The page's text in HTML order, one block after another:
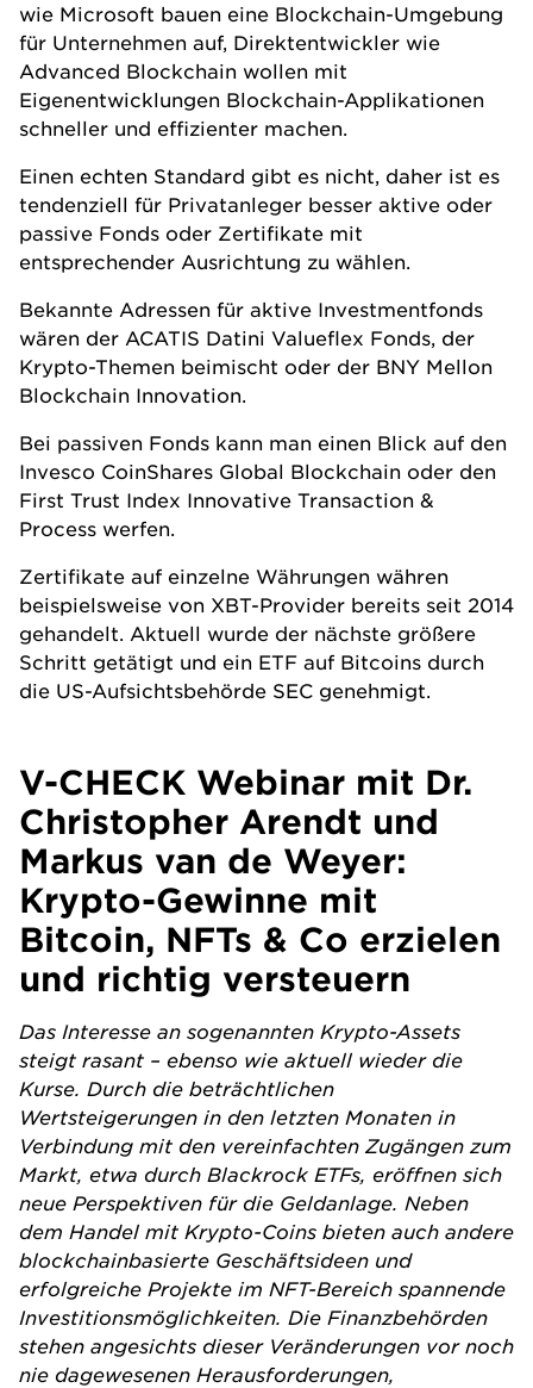
wie Microsoft bauen eine Blockchain-Umgebung
für Unternehmen auf, Direktentwickler wie
Advanced Blockchain wollen mit
Eigenentwicklungen Blockchain-Applikationen
schneller und effizienter machen.
Einen echten Standard gibt es nicht, daher ist es
tendenziell für Privatanleger besser aktive oder
passive Fonds oder Zertifikate mit
entsprechender Ausrichtung zu wählen.
Bekannte Adressen für aktive Investmentfonds
wären der ACATIS Datini Valueflex Fonds, der
Krypto-Themen beimischt oder der BNY Mellon
Blockchain Innovation.
Bei passiven Fonds kann man einen Blick auf den
Invesco CoinShares Global Blockchain oder den
First Trust Index Innovative Transaction &
Process werfen.
Zertifikate auf einzelne Währungen währen
beispielsweise von XBT-Provider bereits seit 2014
gehandelt. Aktuell wurde der nächste größere
Schritt getätigt und ein ETF auf Bitcoins durch
die US-Aufsichtsbehörde SEC genehmigt.
V-CHECK Webinar mit Dr.
Christopher Arendt und
Markus van de Weyer:
Krypto-Gewinne mit
Bitcoin, NFTs & Co erzielen
und richtig versteuern
Das Interesse an sogenannten Krypto-Assets
steigt rasant – ebenso wie aktuell wieder die
Kurse. Durch die beträchtlichen
Wertsteigerungen in den letzten Monaten in
Verbindung mit den vereinfachten Zugängen zum
Markt, etwa durch Blackrock ETFs, eröffnen sich
neue Perspektiven für die Geldanlage. Neben
dem Handel mit Krypto-Coins bieten auch andere
blockchainbasierte Geschäftsideen und
erfolgreiche Projekte im NFT-Bereich spannende
Investitionsmöglichkeiten. Die Finanzbehörden
stehen angesichts dieser Veränderungen vor noch
nie dagewesenen Herausforderungen,